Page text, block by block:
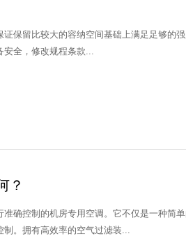
较大的容纳空间基础上满足足够的强度，考虑
全，修改规程条款...
？
确控制的机房专用空调。它不仅是一种简
。拥有高效率的空气过滤装...